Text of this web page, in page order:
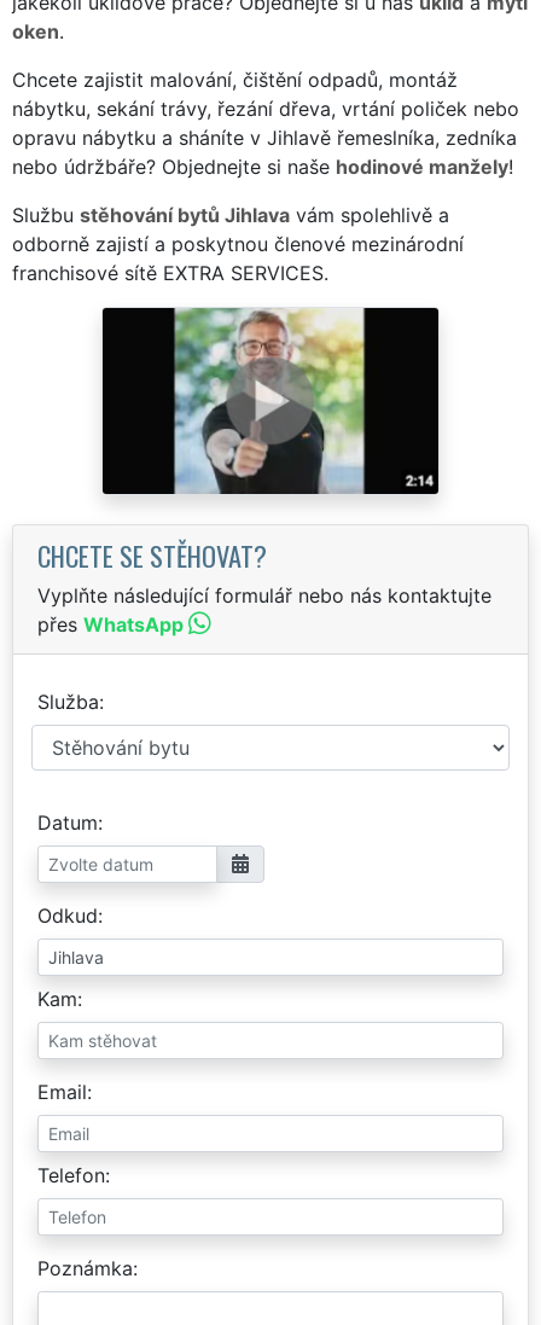
oken.
Chcete zajistit malování, čištění odpadů, montáž
nábytku, sekání trávy, řezání dřeva, vrtání poliček nebo
opravu nábytku a sháníte v Jihlavě řemeslníka, zedníka
nebo údržbáře? Objednejte si naše hodinové manžely!
Službu stěhování bytů Jihlava vám spolehlivě a
odborně zajistí a poskytnou členové mezinárodní
franchisové sítě EXTRA SERVICES.
CHCETE SE STĚHOVAT?
Vyplňte následující formulář nebo nás kontaktujte
přes WhatsApp
Služba
Datum
Odkud
Kam
Email
Telefon
Poznámka